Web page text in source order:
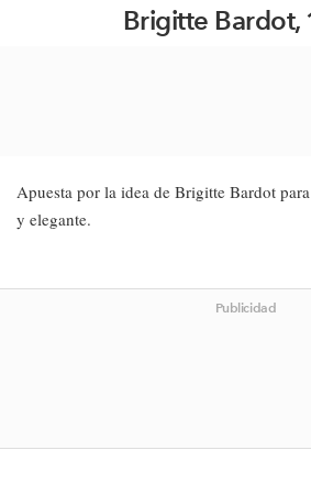
Brigitte Bardot,
Apuesta por la idea de Brigitte Bardot
y elegante.
Publicidad